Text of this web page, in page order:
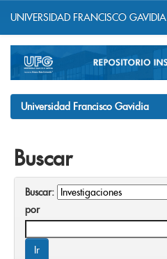
navigation
UNIVERSIDAD FRANCISCO GAVIDIA
Universidad Francisco Gavidia
Buscar
Buscar:
por